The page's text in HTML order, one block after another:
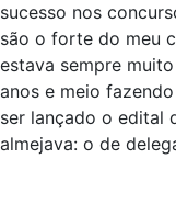
sucesso nos
são o forte do meu
estava sempre
anos e meio
ser lançado o edital
almejava: o de